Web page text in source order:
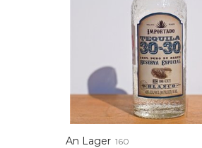
An Lager 160